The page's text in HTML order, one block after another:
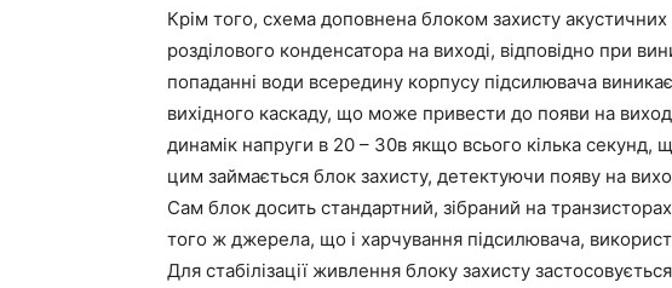
Крім того, схема доповнена блоком захисту
розділового конденсатора на виході, відповідно при
попаданні води всередину корпусу підсилювача
вихідного каскаду, що може привести до появи на
динамік напруги в 20 – 30в якщо всього кілька секунд,
цим займається блок захисту, детектуючи появу на
Сам блок досить стандартний, зібраний на
того ж джерела, що і харчування підсилювача,
Для стабілізації живлення блоку захисту